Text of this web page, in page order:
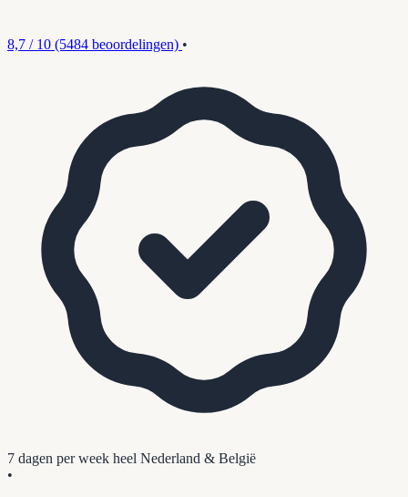
8,7 / 10 (5484 beoordelingen) •
7 dagen per week heel Nederland & België
•